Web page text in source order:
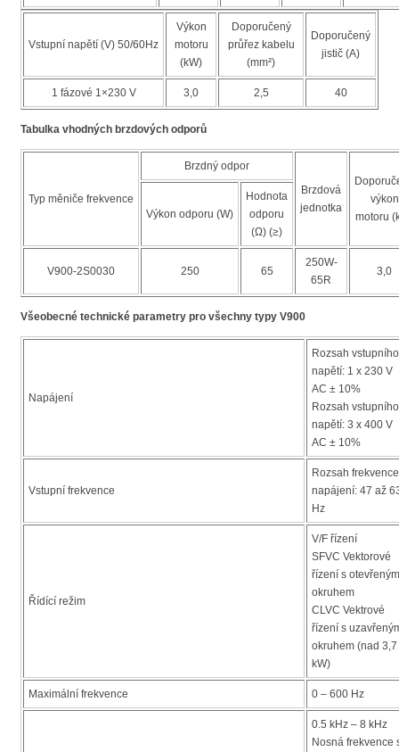
Vstupní napětí (V) 50/60Hz
Výkon
motoru
(kW)
Doporučený
průřez kabelu
(mm²)
Doporučený
jistič (A)
1 fázové 1×230 V 3,0 2,5 40
Tabulka vhodných brzdových odporů
Typ měniče frekvence
Brzdný odpor
Brzdová
jednotka
výkon
motoru
Výkon odporu (W)
Hodnota
odporu
(Ω) (≥)
V900-2S0030 250 65
250W-
65R
3,0
Všeobecné technické parametry pro všechny typy V900
Napájení
Rozsah vstupního
napětí: 1 x 230 V
AC ± 10%
Rozsah vstupního
napětí: 3 x 400 V
AC ± 10%
Vstupní frekvence
Rozsah frekvence
napájení: 47 až
Hz
Řídící režim
V/F řízení
SFVC Vektorové
řízení s otevřeným
okruhem
CLVC Vektrové
řízení s
okruhem (nad 3,7
kW)
Maximální frekvence 0 – 600 Hz
0.5 kHz – 8 kHz
Nosná frekvence